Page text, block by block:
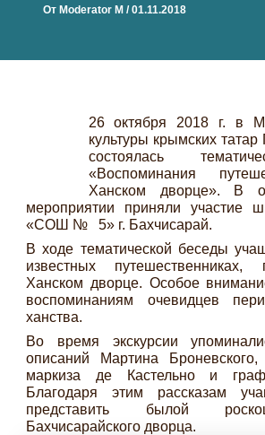
От Moderator M /01.11.2018
26 октября 2018 г. в
культуры крымских
состоялась
«Воспоминания
Ханском дворце». В
мероприятии приняли участие
«СОШ № 5» г. Бахчисарай.
В ходе тематической беседы
известных
Ханском дворце. Особое
воспоминаниям очевидцев
ханства.
Во время экскурсии
описаний Мартина
маркиза де Кастельно и
Благодаря этим рассказам
представить былой
Бахчисарайского дворца.